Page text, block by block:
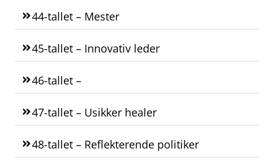
44-tallet – Mester
45-tallet – Innovativ leder
46-tallet –
47-tallet – Usikker healer
48-tallet – Reflekterende politiker